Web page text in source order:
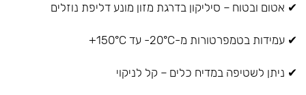
✔ אטום ובטוח – סיליקון בדרגת מזון מונע דליפת נוזלים
✔ עמידות בטמפרטורות מ-20°C- עד 150°C+
✔ ניתן לשטיפה במדיח כלים – קל לניקוי